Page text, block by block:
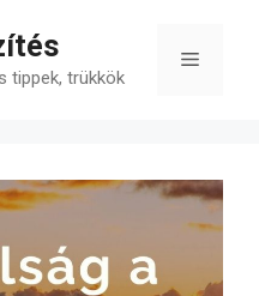
tippek, trükkök
Menü